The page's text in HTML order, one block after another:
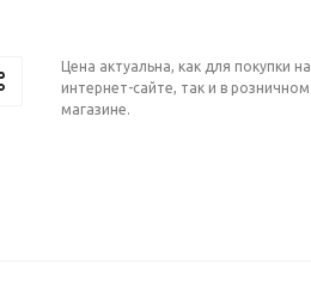
Цена актуальна, как для покупки на
интернет-сайте, так и в розничном
магазине.